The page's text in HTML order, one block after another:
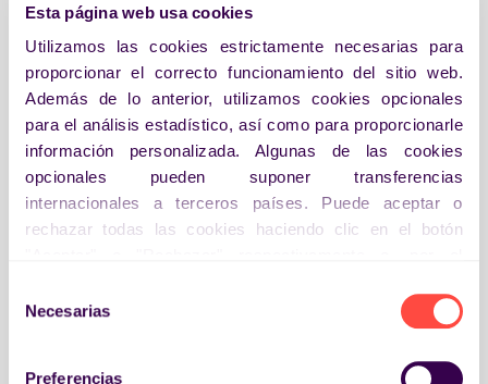
Esta página web usa cookies
Utilizamos las cookies estrictamente necesarias para
proporcionar el correcto funcionamiento del sitio web.
Además de lo anterior, utilizamos cookies opcionales
para el análisis estadístico, así como para proporcionarle
información personalizada. Algunas de las cookies
opcionales pueden suponer transferencias
internacionales a terceros países. Puede aceptar o
rechazar todas las cookies haciendo clic en el botón
clic en el botón "Preferencias". Para más información
Necesarias
Preferencias
FORTALEZAS QUE QUIEREN
COMUNICAR